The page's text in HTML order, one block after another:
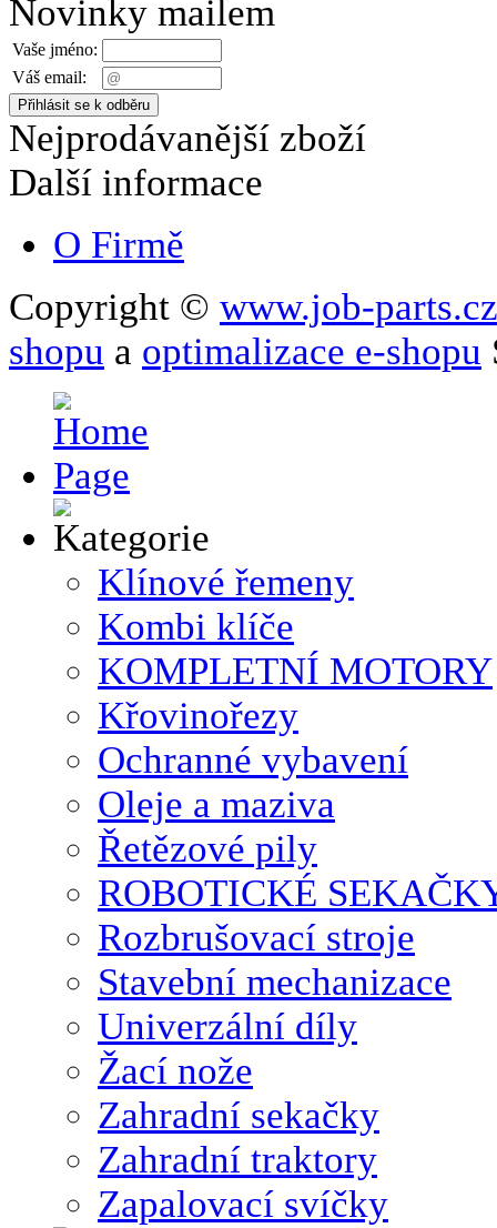
Novinky mailem
Vaše jméno:
Váš email:
Nejprodávanější zboží
Další informace
O Firmě
Copyright © www.job-parts.cz
shopu a optimalizace e-shopu
Klínové řemeny
Kombi klíče
KOMPLETNÍ MOTORY
Křovinořezy
Ochranné vybavení
Oleje a maziva
Řetězové pily
ROBOTICKÉ
Rozbrušovací stroje
Stavební mechanizace
Univerzální díly
Žací nože
Zahradní sekačky
Zahradní traktory
Zapalovací svíčky